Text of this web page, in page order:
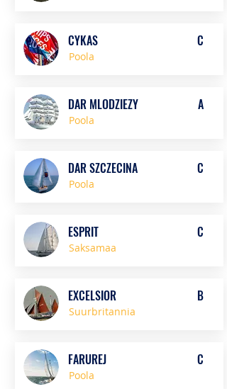
Poola
C
CYKAS
Poola
A
DAR MLODZIEZY
Poola
C
DAR SZCZECINA
Saksamaa
C
ESPRIT
Suurbritannia
B
EXCELSIOR
Poola
C
FARUREJ